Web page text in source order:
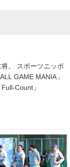
。 スポーツニッポ
GAME MANIA」
Count」